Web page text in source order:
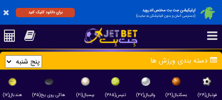
اپلیکیشن جت بت مختص اندروید
(دسترسی آسان و بدون فیلترشکن به سایت)
برای دانلود کلیک کنید
دسته بندی ورزش ها
فوتبال(۲۱۹) بسکتبال(۶۹) والیبال(۴۷) تنیس(۳۸۵) بیسبال(۶۱) هاکی روی یخ(۳۵) هندبال(۱۷)